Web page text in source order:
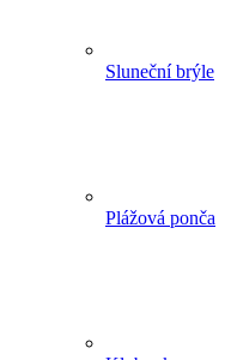
Sluneční brýle
Plážová ponča